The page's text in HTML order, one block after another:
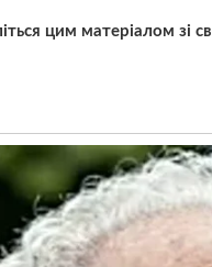
цим матеріалом зі